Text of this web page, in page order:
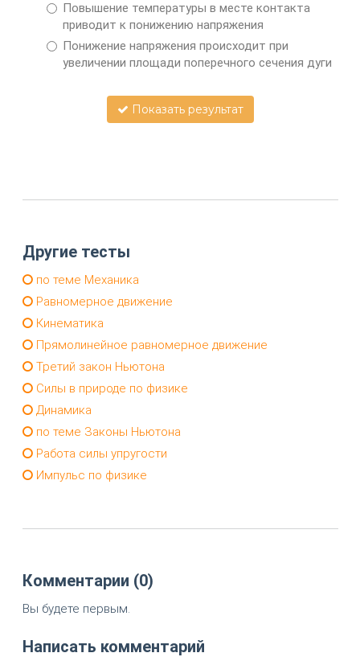
Повышение температуры в месте контакта
приводит к понижению напряжения
Понижение напряжения происходит при
увеличении площади поперечного сечения дуги
Показать результат
Другие тесты
по теме Механика
Равномерное движение
Кинематика
Прямолинейное равномерное движение
Третий закон Ньютона
Силы в природе по физике
Динамика
по теме Законы Ньютона
Работа силы упругости
Импульс по физике
Комментарии (0)
Вы будете первым.
Написать комментарий